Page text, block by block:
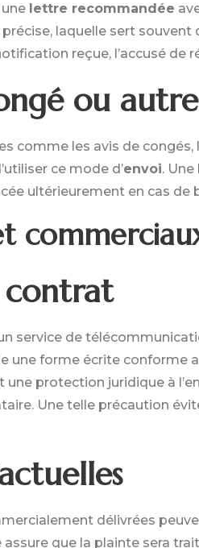
lettre recommandée
laquelle sert souvent
reçue, l’accusé de
ou
comme les avis de
ce mode d’envoi. Une
ultérieurement en cas de
contrat
service de
une forme écrite conforme
protection juridique à
Une telle précaution
délivrées
que la plainte sera